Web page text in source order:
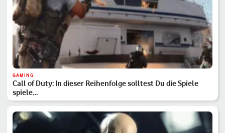
GAMING
Call of Duty: In dieser Reihenfolge solltest Du die Spiele
spiele…